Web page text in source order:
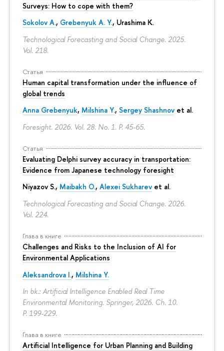
Surveys: How to cope with them?
Sokolov A., Grebenyuk A. Y., Urashima K.
Technological Forecasting and Social Change. 2025.
Vol. 218.
Статья
Human capital transformation under the influence of
global trends
Anna Grebenyuk, Milshina Y., Sergey Shashnov et al.
Foresight. 2026. Vol. 28. No. 1. P. 45-65.
Статья
Evaluating Delphi survey accuracy in transportation:
Evidence from Japanese technology foresight
Niyazov S., Maibakh O., Alexei Sukharev et al.
Technological Forecasting and Social Change. 2026.
Vol. 224.
Глава в книге
Challenges and Risks to the Inclusion of AI for
Environmental Applications
Aleksandrova I., Milshina Y.
In bk.: Artificial Intelligence Enabled Real Time
Environmental Monitoring. Springer, 2026. Ch. 10.
P. 199-229.
Глава в книге
Artificial Intelligence for Urban Planning and Building